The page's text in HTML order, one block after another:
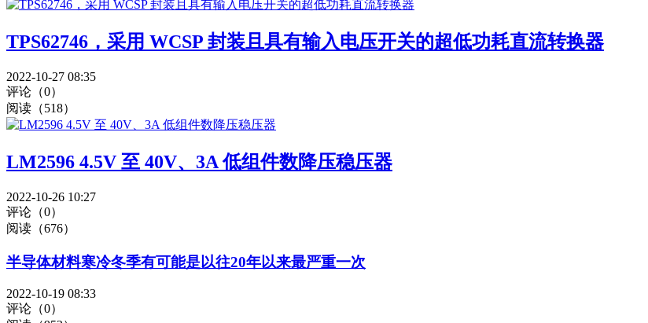
TPS62746，采用 WCSP 封装且具有输入电压开关的超低功耗直流转换器
2022-10-27 08:35
评论（0）
阅读（518）
LM2596 4.5V 至 40V、3A 低组件数降压稳压器
2022-10-26 10:27
评论（0）
阅读（676）
半导体材料寒冷冬季有可能是以往20年以来最严重一次
2022-10-19 08:33
评论（0）